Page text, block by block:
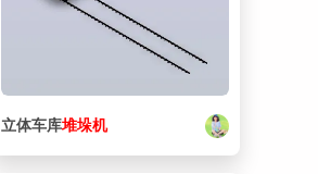
立体车库堆垛机